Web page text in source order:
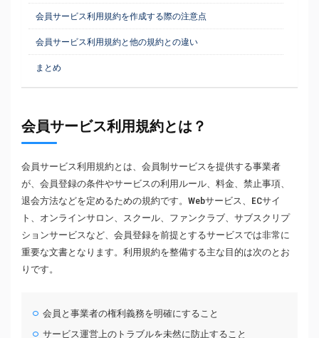
会員サービス利用規約を作成する際の注意点
会員サービス利用規約と他の規約との違い
まとめ
会員サービス利用規約とは？
会員サービス利用規約とは、会員制サービスを提供する事業者
が、会員登録の条件やサービスの利用ルール、料金、禁止事項、
退会方法などを定めるための規約です。Webサービス、ECサイ
ト、オンラインサロン、スクール、ファンクラブ、サブスクリプ
ションサービスなど、会員登録を前提とするサービスでは非常に
重要な文書となります。利用規約を整備する主な目的は次のとお
りです。
会員と事業者の権利義務を明確にすること
サービス運営上のトラブルを未然に防止すること